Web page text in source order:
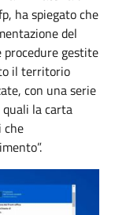
ha spiegato che
del
procedure gestite
il territorio
con una serie
la carta
che